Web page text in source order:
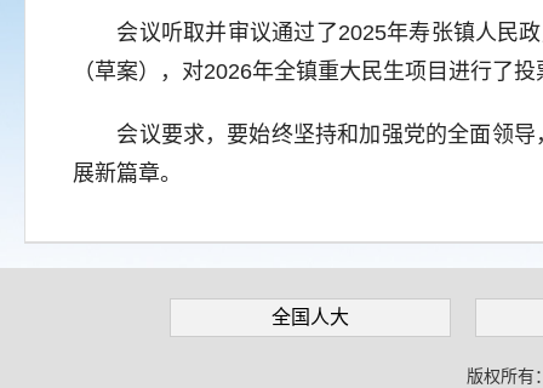
会议听取并审议通过了2025年寿张镇人民政
（草案），对2026年全镇重大民生项目进行了
会议要求，要始终坚持和加强党的全面领导
展新篇章。
全国人大
版权所